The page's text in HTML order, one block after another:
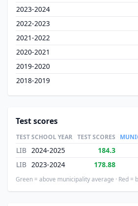
2023-2024
2022-2023
2021-2022
2020-2021
2019-2020
2018-2019
Test scores
TESTSCHOOL YEAR TEST SCORES
LIB 2024-2025 184.3
LIB 2023-2024 178.88
Green = above municipality average · Red =